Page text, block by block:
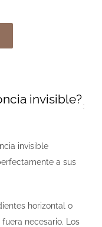
invisible?
invisible
a sus
horizontal o
necesario. Los